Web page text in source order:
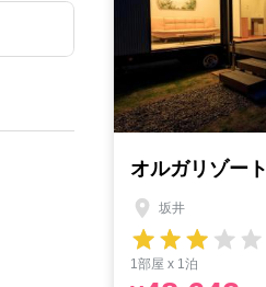
オルガリゾート
坂井
1部屋 x 1泊